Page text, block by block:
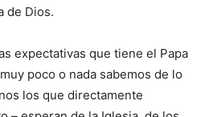
de Dios.
expectativas que tiene el Papa
poco o nada sabemos de lo
los que directamente